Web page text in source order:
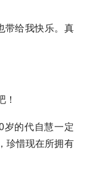
带给我快乐。真
！
岁的代自慧一定
珍惜现在所拥有